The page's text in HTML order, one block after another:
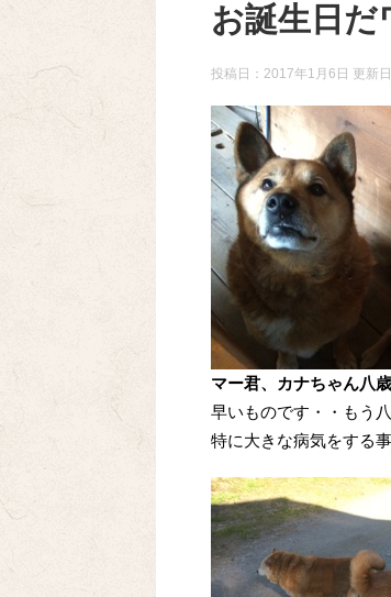
お誕生日だ
投稿日：2017年1月6日 更新日
マー君、カナちゃん八
早いものです・・もう八
特に大きな病気をする